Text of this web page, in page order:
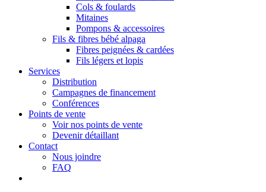
Cols & foulards
Mitaines
Pompons & accessoires
Fils & fibres bébé alpaga
Fibres peignées & cardées
Fils légers et lopis
Services
Distribution
Campagnes de financement
Conférences
Points de vente
Voir nos points de vente
Devenir détaillant
Contact
Nous joindre
FAQ